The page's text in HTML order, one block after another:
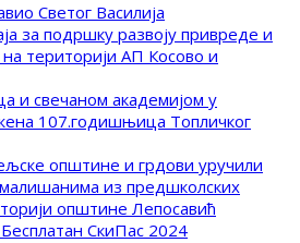
Светог Василија
за подршку развоју привреде и
територији АП Косово и
и свечаном академијом у
107.годишњица Топличког
општине и грдови уручили
из предшколских
општине Лепосавић
СкиПас 2024